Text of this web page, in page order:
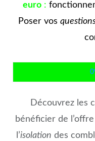
euro :
Poser vos
Découvrez les
bénéficier de l’offre
l’isolation des